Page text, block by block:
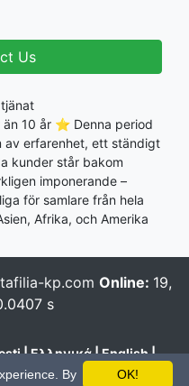
Us
10 år ⭐ Denna period
av erfarenhet, ett ständigt
kunder står bakom
imponerande –
för samlare från hela
Afrika, och Amerika
kp.com Online: 19,
s
|Ελληνικά|English|
|Latviešu Lietuvių
OK!
By